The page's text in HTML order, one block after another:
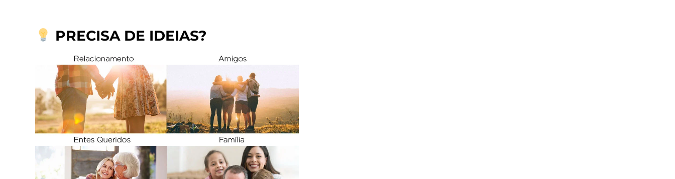
PRECISA DE IDEIAS?